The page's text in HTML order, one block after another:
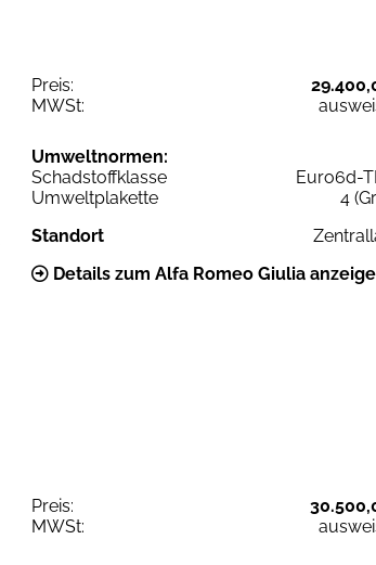
Preis:
MWSt:
Umweltnormen:
Schadstoffklasse
Euro6d-
Umweltplakette
4
Standort
Details zum Alfa Romeo Giulia
Preis:
MWSt: